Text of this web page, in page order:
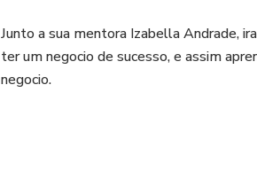
Junto a sua mentora Izabella Andrade,
ter um negocio de sucesso, e assim
negocio.